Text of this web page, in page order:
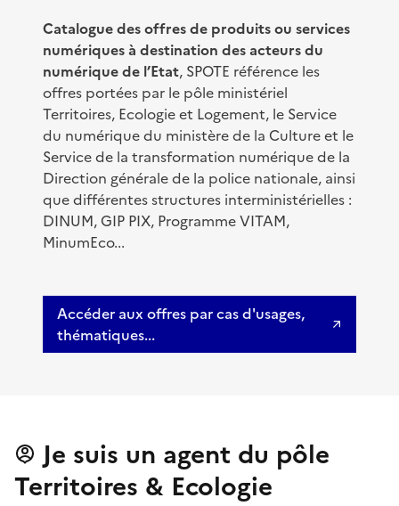
Catalogue des offres de produits ou services
numériques à destination des acteurs du
numérique de l’Etat, SPOTE référence les
offres portées par le pôle ministériel
Territoires, Ecologie et Logement, le Service
du numérique du ministère de la Culture et le
Service de la transformation numérique de la
Direction générale de la police nationale, ainsi
que différentes structures interministérielles :
DINUM, GIP PIX, Programme VITAM,
MinumEco...
Accéder aux offres par cas d'usages,
thématiques...
Je suis un agent du pôle
Territoires & Ecologie